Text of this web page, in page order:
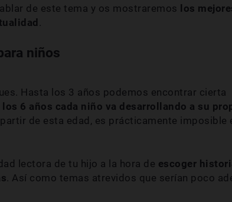
de este tema y os mostraremos los
niños
Hasta los 3 años podemos encontrar cierta
los 6 años cada niño va desarrollando a su
partir de esta edad, es prácticamente imposible
lectora de tu hijo a la hora de escoger
. Así como temas atrevidos que serían poco